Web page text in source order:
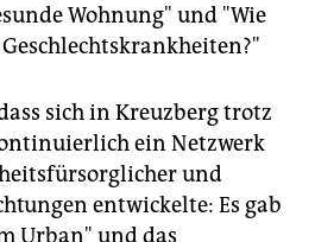
Wohnung" und "Wie
sich in Kreuzberg trotz
ein Netzwerk
und
entwickelte: Es gab
Urban" und das